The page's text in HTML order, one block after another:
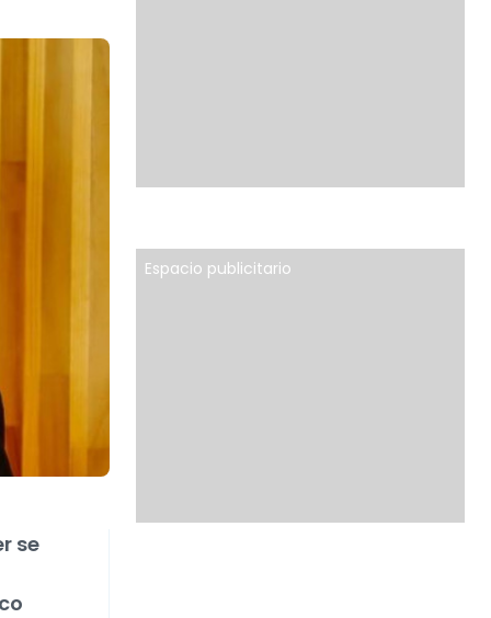
se
Espacio publicitario